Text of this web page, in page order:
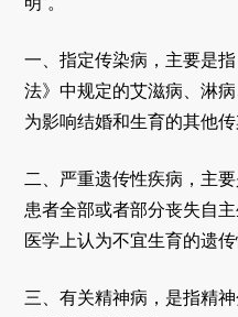
一、指定传染病，主要是
法》中规定的艾滋病、淋
为影响结婚和生育的其他传
二、严重遗传性疾病，主
患者全部或者部分丧失自
医学上认为不宜生育的遗传
三、有关精神病，是指精